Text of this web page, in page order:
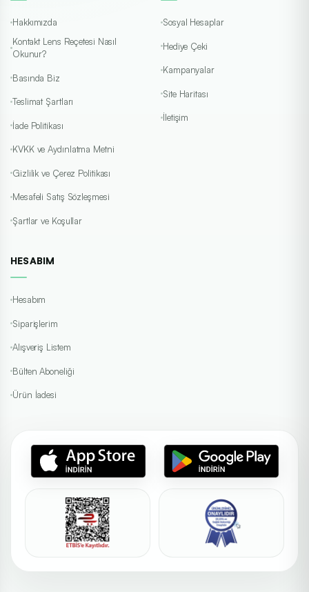
Hakkımızda
Kontakt Lens Reçetesi Nasıl
Okunur?
Basında Biz
Teslimat Şartları
İade Politikası
KVKK ve Aydınlatma Metni
Gizlilik ve Çerez Politikası
Mesafeli Satış Sözleşmesi
Şartlar ve Koşullar
Sosyal Hesaplar
Hediye Çeki
Kampanyalar
Site Haritası
İletişim
HESABIM
Hesabım
Siparişlerim
Alışveriş Listem
Bülten Aboneliği
Ürün İadesi